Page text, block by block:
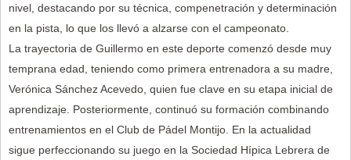
nivel, destacando por su técnica, compenetración y determinación
en la pista, lo que los llevó a alzarse con el campeonato.
La trayectoria de Guillermo en este deporte comenzó desde muy
temprana edad, teniendo como primera entrenadora a su madre,
Verónica Sánchez Acevedo, quien fue clave en su etapa inicial de
aprendizaje. Posteriormente, continuó su formación combinando
entrenamientos en el Club de Pádel Montijo. En la actualidad
sigue perfeccionando su juego en la Sociedad Hípica Lebrera de